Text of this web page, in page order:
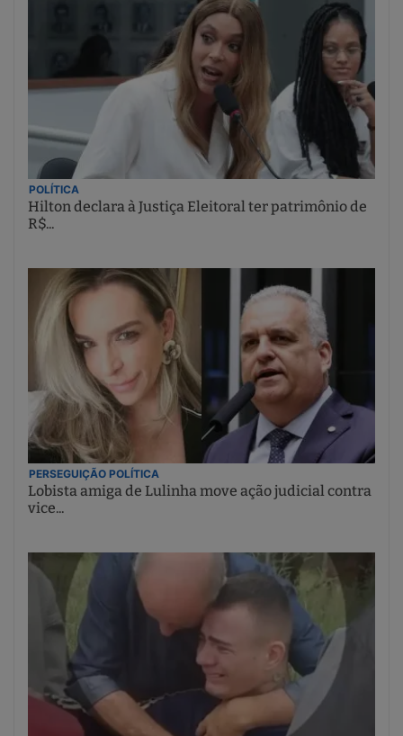
POLÍTICA
Hilton declara à Justiça Eleitoral ter patrimônio de
R$...
PERSEGUIÇÃO POLÍTICA
Lobista amiga de Lulinha move ação judicial contra
vice...